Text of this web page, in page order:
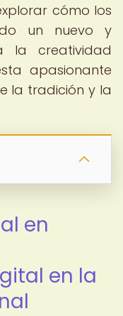
cómo los
un nuevo y
la creatividad
apasionante
la tradición y la
en
en la